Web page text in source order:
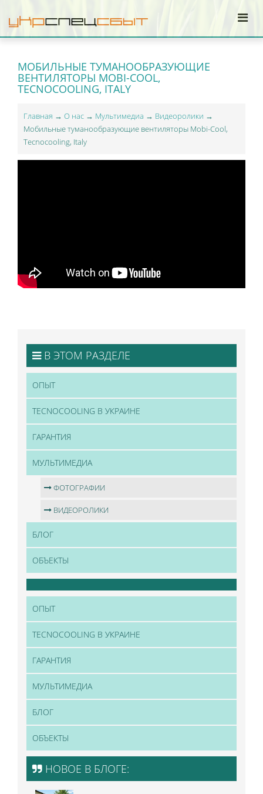
МОБИЛЬНЫЕ ТУМАНООБРАЗУЮЩИЕ
ВЕНТИЛЯТОРЫ MOBI-COOL,
TECNOCOOLING, ITALY
Главная → О нас → Мультимедиа → Видеоролики →
Мобильные туманообразующие вентиляторы Mobi-Cool,
Tecnocooling, Italy
В ЭТОМ РАЗДЕЛЕ
ОПЫТ
TECNOCOOLING В УКРАИНЕ
ГАРАНТИЯ
МУЛЬТИМЕДИА
ФОТОГРАФИИ
ВИДЕОРОЛИКИ
БЛОГ
ОБЪЕКТЫ
ОПЫТ
TECNOCOOLING В УКРАИНЕ
ГАРАНТИЯ
МУЛЬТИМЕДИА
БЛОГ
ОБЪЕКТЫ
НОВОЕ В БЛОГЕ: